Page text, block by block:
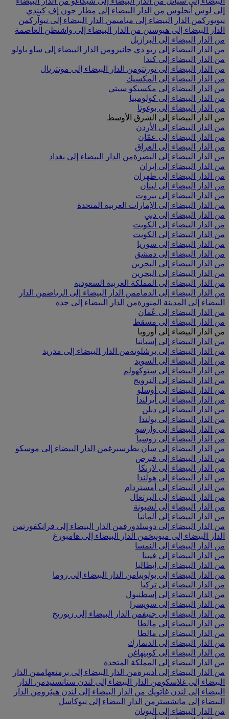
إلى لوس أنجلوس من الدار البيضاء إلى مطار جون إف كيندي
نيويوركمن الدار البيضاء إلى مياميمن الدار البيضاء إلى نيوآركمن
الدار البيضاء إلى هيوستن من الدار البيضاء إلى واشنطن العاصمة
من الدار البيضاء إلى البرازيل
من الدار البيضاء إلى ريو دي جانيرومن الدار البيضاء إلى ساو باولو
من الدار البيضاء إلى كندا
من الدار البيضاء إلى تورنتومن الدار البيضاء إلى مونتريال
من الدار البيضاء إلى المكسيك
من الدار البيضاء إلى مكسيكو سيتي
من الدار البيضاء إلى كولومبيا
من الدار البيضاء إلى بوغوتا
من الدار البيضاء إلى الشرق الأوسط
من الدار البيضاء إلى الأردن
من الدار البيضاء إلى عمّان
من الدار البيضاء إلى العراق
من الدار البيضاء إلى البصرةمن الدار البيضاء إلى بغداد
من الدار البيضاء إلى إيران
من الدار البيضاء إلى طهران
من الدار البيضاء إلى لبنان
من الدار البيضاء إلى بيروت
من الدار البيضاء إلى الإمارات العربية المتحدة
من الدار البيضاء إلى دبي
من الدار البيضاء إلى الكويت
من الدار البيضاء إلى الكويت
من الدار البيضاء إلى سوريا
من الدار البيضاء إلى دمشق
من الدار البيضاء إلى البحرين
من الدار البيضاء إلى البحرين
من الدار البيضاء إلى المملكة العربية السعودية
من الدار البيضاء إلى الدماممن الدار البيضاء إلى الرياضمن الدار
البيضاء إلى المدينة المنورةمن الدار البيضاء إلى جدة
من الدار البيضاء إلى عُمان
من الدار البيضاء إلى مسقط
من الدار البيضاء إلى أوروبا
من الدار البيضاء إلى إسبانيا
من الدار البيضاء إلى برشلونةمن الدار البيضاء إلى مدريد
من الدار البيضاء إلى السويد
من الدار البيضاء إلى ستوكهولم
من الدار البيضاء إلى النرويج
من الدار البيضاء إلى أوسلو
من الدار البيضاء إلى أيرلندا
من الدار البيضاء إلى دبلن
من الدار البيضاء إلى بولندا
من الدار البيضاء إلى وارسو
من الدار البيضاء إلى روسيا
من الدار البيضاء إلى سان بطرسبرغمن الدار البيضاء إلى موسكو
من الدار البيضاء إلى قبرص
من الدار البيضاء إلى لارنكا
من الدار البيضاء إلى هولندا
من الدار البيضاء إلى أمستردام
من الدار البيضاء إلى البرتغال
من الدار البيضاء إلى لشبونة
من الدار البيضاء إلى ألمانيا
من الدار البيضاء إلى دوسلدورفمن الدار البيضاء إلى فرانكفورتمن
الدار البيضاء إلى ميونيخمن الدار البيضاء إلى هامبورغ
من الدار البيضاء إلى النمسا
من الدار البيضاء إلى فيينا
من الدار البيضاء إلى إيطاليا
من الدار البيضاء إلى بولونيامن الدار البيضاء إلى روما
من الدار البيضاء إلى تركيا
من الدار البيضاء إلى إسطنبول
من الدار البيضاء إلى سويسرا
من الدار البيضاء إلى جنيفمن الدار البيضاء إلى زيوريخ
من الدار البيضاء إلى مالطا
من الدار البيضاء إلى مالطا
من الدار البيضاء إلى الدنمارك
من الدار البيضاء إلى كوبنهاغن
من الدار البيضاء إلى المملكة المتحدة
من الدار البيضاء إلى أدنبرةمن الدار البيضاء إلى برمنغهاممن الدار
البيضاء إلى غلاسكومن الدار البيضاء إلى لندن ستانستيدمن الدار
البيضاء إلى لندن غاتويك من الدار البيضاء إلى لندن هيثرومن الدار
البيضاء إلى مانشستر من الدار البيضاء إلى نيوكاسل
من الدار البيضاء إلى اليونان